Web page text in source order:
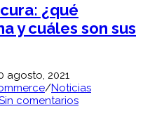
¿qué
y cuáles son sus
agosto, 2021
/Noticias
comentarios